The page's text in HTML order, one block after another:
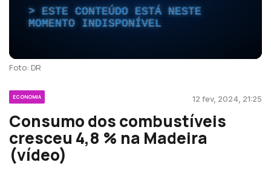
ESTE CONTEÚDO ESTÁ NESTE
MOMENTO INDISPONÍVEL
Foto: DR
ECONOMIA 12 fev, 2024, 21:25
Consumo dos combustíveis
cresceu 4,8 % na Madeira
(vídeo)